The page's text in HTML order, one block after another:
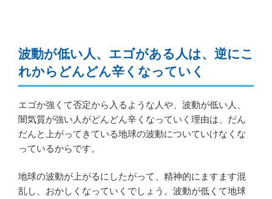
波動が低い人、エゴがある人は、逆にこ
れからどんどん辛くなっていく
エゴか強くて否定から入るような人や、波動が低い人、
闇気質が強い人がどんどん辛くなっていく理由は、だん
だんと上がってきている地球の波動についていけなくな
っているからです。
地球の波動が上がるにしたがって、精神的にますます混
乱し、おかしくなっていくでしょう。波動が低くて地球